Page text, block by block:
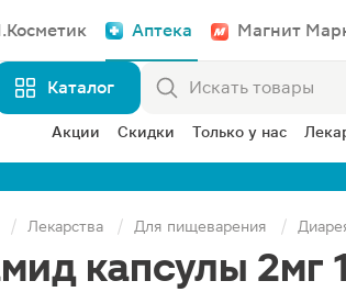
Аптека Магнит
Каталог
Акции Скидки Только у нас
Лекарства Для пищеварения
капсулы 2мг